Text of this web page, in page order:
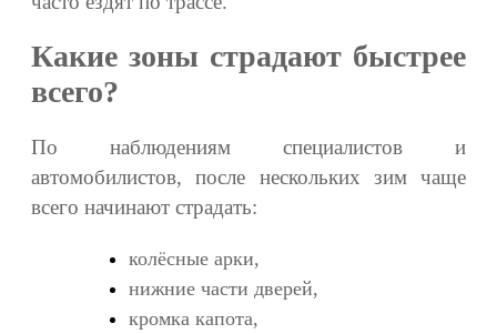
Какие зоны страдают быстрее
всего?
По наблюдениям специалистов и
автомобилистов, после нескольких зим чаще
всего начинают страдать:
колёсные арки,
нижние части дверей,
кромка капота,